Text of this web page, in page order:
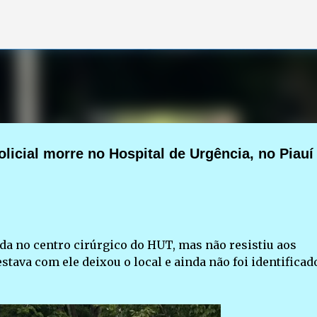
morre no Hospital de Urgência, no Piauí
no centro cirúrgico do HUT, mas não resistiu aos
com ele deixou o local e ainda não foi